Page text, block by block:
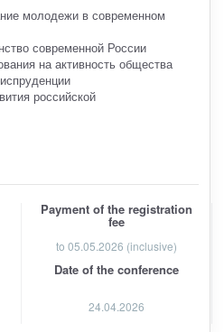
молодежи в современном
современной России
на активность общества
российской
Payment of the registration
fee
to 05.05.2026 (inclusive)
Date of the conference
24.04.2026